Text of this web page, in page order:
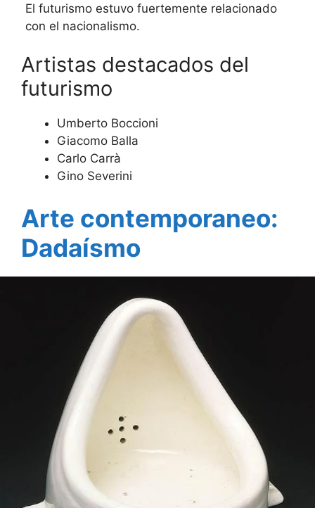
El futurismo estuvo fuertemente relacionado
con el nacionalismo.
Artistas destacados del
futurismo
Umberto Boccioni
Giacomo Balla
Carlo Carrà
Gino Severini
Arte contemporaneo:
Dadaísmo